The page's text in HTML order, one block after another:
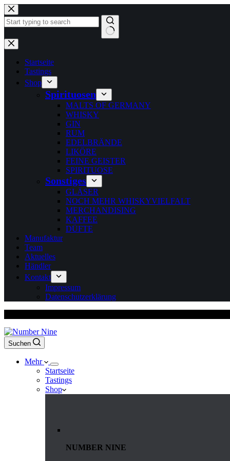
Zum
Inhalt
springen
Keine
Ergebnisse
Startseite
Tastings
Shop
Spirituosen
MALTS OF GERMANY
WHISKY
GIN
RUM
EDELBRÄNDE
LIKÖRE
FEINE GEISTER
SPIRITUOSE
Sonstiges
GLÄSER
NOCH MEHR WHISKYVIELFALT
MERCHANDISING
KAFFEE
DÜFTE
Manufaktur
Team
Aktuelles
Händler
Kontakt
Impressum
Datenschutzerklärung
Suchen
Mehr
Startseite
Tastings
Shop
NUMBER NINE